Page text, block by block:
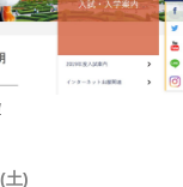
土)